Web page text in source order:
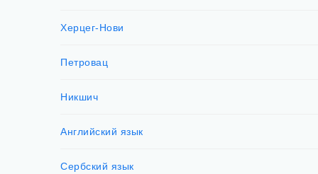
Херцег-Нови
Петровац
Никшич
Английский язык
Сербский язык